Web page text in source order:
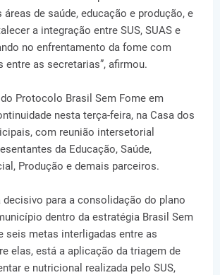
de saúde, educação e produção, e
a integração entre SUS, SUAS e
no enfrentamento da fome com
entre as secretarias”, afirmou.
Protocolo Brasil Sem Fome em
nesta terça-feira, na Casa dos
com reunião intersetorial
da Educação, Saúde,
Produção e demais parceiros.
decisivo para a consolidação do plano
dentro da estratégia Brasil Sem
seis metas interligadas entre as
elas, está a aplicação da triagem de
e nutricional realizada pelo SUS,